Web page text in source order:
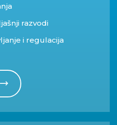
razvodi
i regulacija